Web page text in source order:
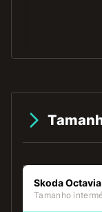
Skoda Octavia
Tamanho